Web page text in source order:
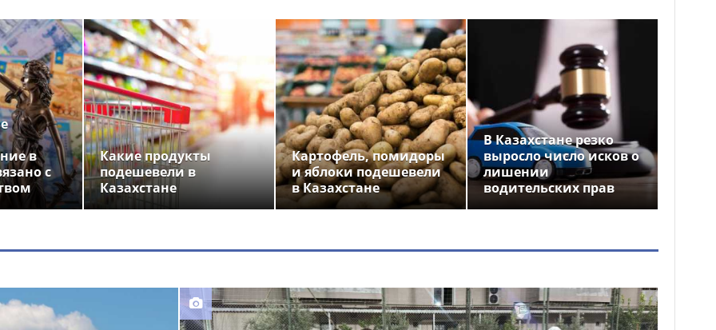
в
с
Какие продукты
подешевели в
Казахстане
Картофель, помидоры
и яблоки подешевели
в Казахстане
В Казахстане резко
выросло число исков о
лишении
водительских прав